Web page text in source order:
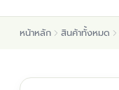
ต้นพันธุ์ไม้ป่า
หน้าหลัก สินค้าทั้งหมด